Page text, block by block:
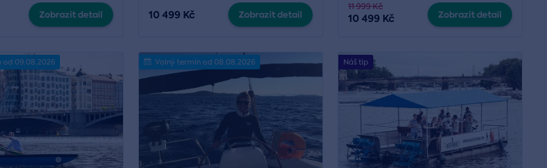
Zobrazit detail 10 499 Kč Zobrazit detail
11 999 Kč
10 499 Kč Zobrazit detail
od 09.08.2026
Volný termín od 08.08.2026 Náš tip